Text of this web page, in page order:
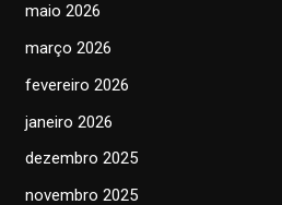
maio 2026
março 2026
fevereiro 2026
janeiro 2026
dezembro 2025
novembro 2025